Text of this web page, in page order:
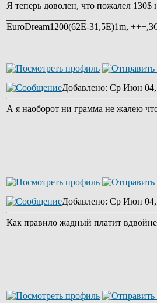
Я теперь доволен, что пожалел
EuroDream1200(62E-31,5E)1m,
Добавлено: Ср Июн 04,
А я наоборот ни грамма не жалею
Добавлено: Ср Июн 04,
Как правило жадный платит